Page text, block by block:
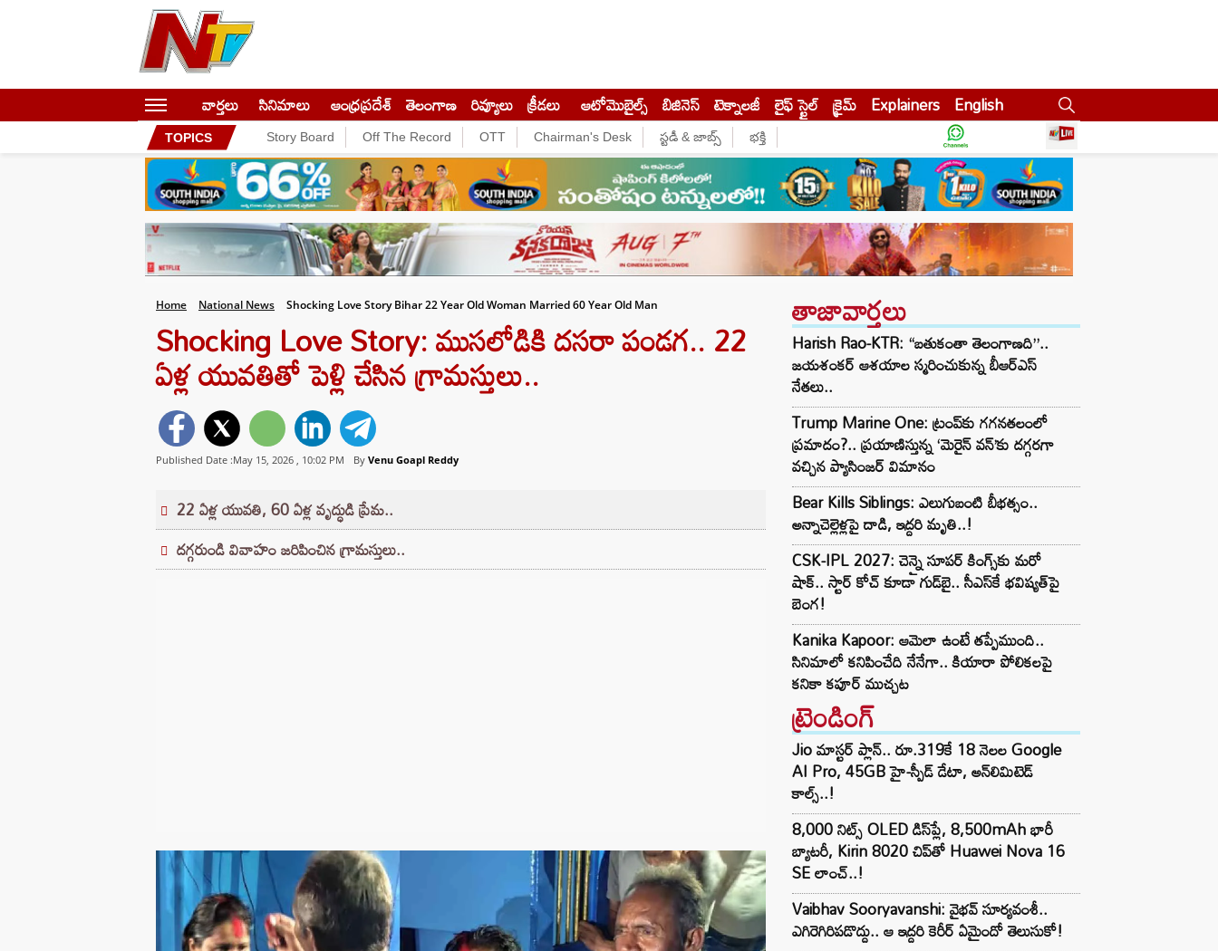
వార్తలు సినిమాలు ఆంధ్రప్రదేశ్ తెలంగాణ రివ్యూలు క్రీడలు ఆటోమొబైల్స్ బిజినెస్‌ టెక్నాలజీ లైఫ్ స్టైల్ క్రైమ్ Explainers English
TOPICS Story Board Off The Record OTT Chairman's Desk స్టడీ & జాబ్స్ భక్తి
Home National News Shocking Love Story Bihar 22 Year Old Woman Married 60 Year Old Man
Shocking Love Story: ముసలోడికి దసరా పండగ.. 22
ఏళ్ల యువతితో పెళ్లి చేసిన గ్రామస్తులు..
Published Date :May 15, 2026 , 10:02 PM By Venu Goapl Reddy
22 ఏళ్ల యువతి, 60 ఏళ్ల వృద్ధుడి ప్రేమ..
దగ్గరుండి వివాహం జరిపించిన గ్రామస్తులు..
తాజావార్తలు
Harish Rao-KTR: “బతుకంతా తెలంగాణది”..
జయశంకర్ ఆశయాల స్మరించుకున్న బీఆర్ఎస్
నేతలు..
Trump Marine One: ట్రంప్‌కు గగనతలంలో
ప్రమాదం?.. ప్రయాణిస్తున్న ‘మెరైన్ వన్’కు దగ్గరగా
వచ్చిన ప్యాసింజర్ విమానం
Bear Kills Siblings: ఎలుగుబంటి బీభత్సం..
అన్నాచెల్లెళ్లపై దాడి, ఇద్దరి మృతి..!
CSK-IPL 2027: చెన్నై సూపర్ కింగ్స్‌కు మరో
షాక్.. స్టార్ కోచ్ కూడా గుడ్‌బై.. సీఎస్‌కే భవిష్యత్‌పై
బెంగ!
Kanika Kapoor: ఆమెలా ఉంటే తప్పేముంది..
సినిమాలో కనిపించేది నేనేగా.. కియారా పోలికలపై
కనికా కపూర్ ముచ్చట
ట్రెండింగ్‌
Jio మాస్టర్ ప్లాన్.. రూ.319కే 18 నెలల Google
AI Pro, 45GB హై-స్పీడ్ డేటా, అన్⁭లిమిటెడ్
కాల్స్..!
8,000 నిట్స్ OLED డిస్‌ప్లే, 8,500mAh భారీ
బ్యాటరీ, Kirin 8020 చిప్‌తో Huawei Nova 16
SE లాంచ్..!
Vaibhav Sooryavanshi: వైభవ్ సూర్యవంశీ..
ఎగిరెగిరిపడొద్దు.. ఆ ఇద్దరి కెరీర్ ఏమైందో తెలుసుకో!